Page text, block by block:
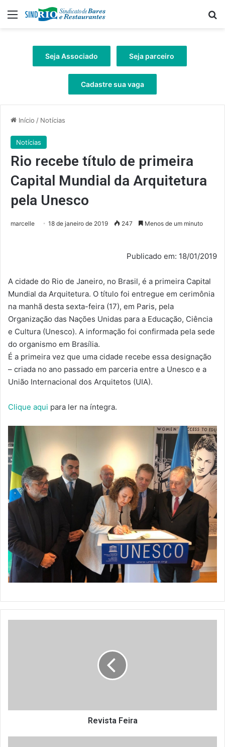
Menu
Seja Associado Seja parceiro
Cadastre sua vaga
Início / Notícias
Notícias
Rio recebe título de primeira
Capital Mundial da Arquitetura
pela Unesco
marcelle 18 de janeiro de 2019 247 Menos de um minuto
Publicado em: 18/01/2019
A cidade do Rio de Janeiro, no Brasil, é a primeira Capital
Mundial da Arquitetura. O título foi entregue em cerimônia
na manhã desta sexta-feira (17), em Paris, pela
Organização das Nações Unidas para a Educação, Ciência
e Cultura (Unesco). A informação foi confirmada pela sede
do organismo em Brasília.
É a primeira vez que uma cidade recebe essa designação
– criada no ano passado em parceria entre a Unesco e a
União Internacional dos Arquitetos (UIA).
Clique aqui para ler na íntegra.
Revista Feira